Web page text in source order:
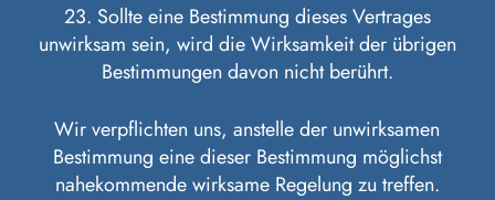
23. Sollte eine Bestimmung dieses Vertrages
unwirksam sein, wird die Wirksamkeit der übrigen
Bestimmungen davon nicht berührt.
Wir verpflichten uns, anstelle der unwirksamen
Bestimmung eine dieser Bestimmung möglichst
nahekommende wirksame Regelung zu treffen.